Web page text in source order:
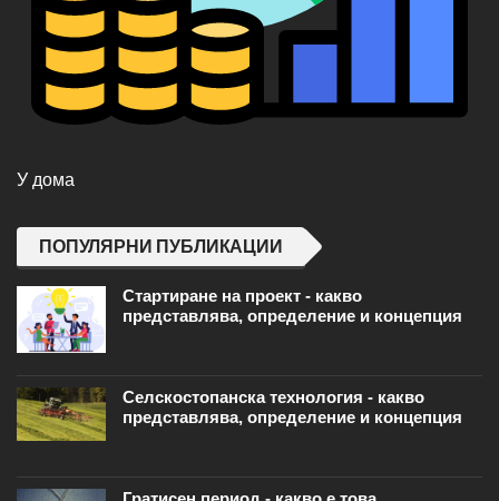
У дома
ПОПУЛЯРНИ ПУБЛИКАЦИИ
Стартиране на проект - какво
представлява, определение и концепция
Селскостопанска технология - какво
представлява, определение и концепция